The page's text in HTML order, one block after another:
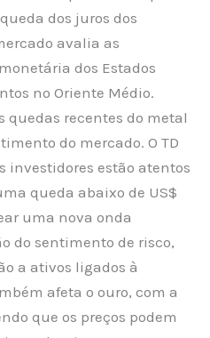
dos juros dos
avalia as
dos Estados
no Oriente Médio.
quedas recentes do metal
do mercado. O TD
investidores estão atentos
queda abaixo de US$
uma nova onda
do sentimento de risco,
a ativos ligados à
afeta o ouro, com a
que os preços podem